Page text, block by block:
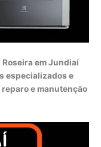
em Jundiaí
especializados e
e manutenção